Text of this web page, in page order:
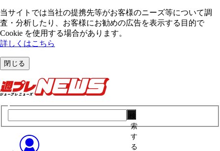
当サイトでは当社の提携先等がお客様のニーズ等について調
査・分析したり、お客様にお勧めの広告を表⽰する⽬的で
Cookie を使⽤する場合があります。
詳しくはこちら
閉じる
索
す
る